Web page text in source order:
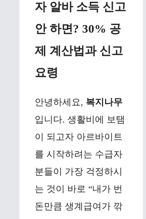
자 알바 소득 신고
안 하면? 30% 공
제 계산법과 신고
요령
안녕하세요, 복지나무
입니다. 생활비에 보탬
이 되고자 아르바이트
를 시작하려는 수급자
분들이 가장 걱정하시
는 것이 바로 “내가 번
돈만큼 생계급여가 깎